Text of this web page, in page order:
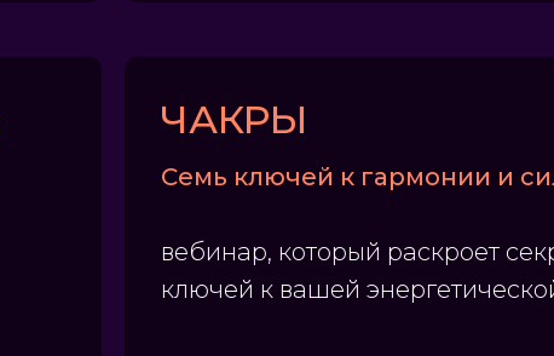
ЧАКРЫ
Семь ключей к гармонии и
вебинар, который раскроет
ключей к вашей